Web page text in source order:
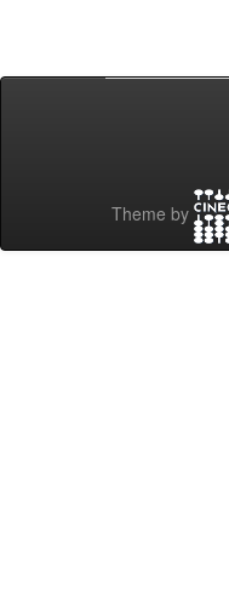
Theme by